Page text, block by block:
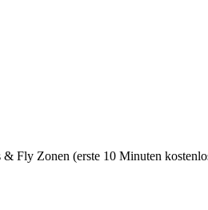
Fly Zonen (erste 10 Minuten